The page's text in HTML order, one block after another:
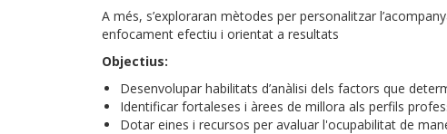
A més, s’exploraran mètodes per personalitzar
enfocament efectiu i orientat a resultats
Objectius:
Desenvolupar habilitats d’anàlisi dels factors que
Identificar fortaleses i àrees de millora als perfils
Dotar eines i recursos per avaluar l'ocupabilitat de